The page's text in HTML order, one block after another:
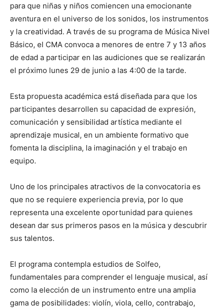
para que niñas y niños comiencen una emocionante
aventura en el universo de los sonidos, los instrumentos
y la creatividad. A través de su programa de Música Nivel
Básico, el CMA convoca a menores de entre 7 y 13 años
de edad a participar en las audiciones que se realizarán
el próximo lunes 29 de junio a las 4:00 de la tarde.
Esta propuesta académica está diseñada para que los
participantes desarrollen su capacidad de expresión,
comunicación y sensibilidad artística mediante el
aprendizaje musical, en un ambiente formativo que
fomenta la disciplina, la imaginación y el trabajo en
equipo.
Uno de los principales atractivos de la convocatoria es
que no se requiere experiencia previa, por lo que
representa una excelente oportunidad para quienes
desean dar sus primeros pasos en la música y descubrir
sus talentos.
El programa contempla estudios de Solfeo,
fundamentales para comprender el lenguaje musical, así
como la elección de un instrumento entre una amplia
gama de posibilidades: violín, viola, cello, contrabajo,